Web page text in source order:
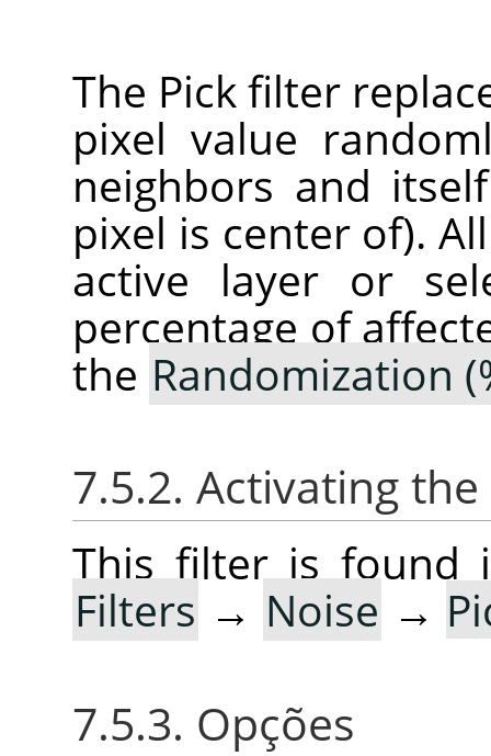
The Pick filter
pixel value
neighbors and
pixel is center of).
active layer or
percentage of
the Randomization
7.5.2. Activating
This filter is found
Filters → Noise →
7.5.3. Opções